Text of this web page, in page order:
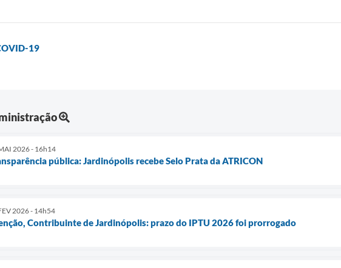
19
2026 - 16h14
pública: Jardinópolis recebe Selo Prata da ATRICON
2026 - 14h54
Contribuinte de Jardinópolis: prazo do IPTU 2026 foi prorrogado